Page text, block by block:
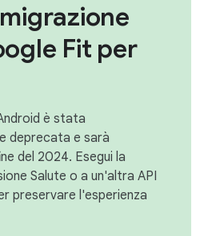
Fit per
è stata
deprecata e sarà
del 2024. Esegui la
Salute o a un'altra API
preservare l'esperienza